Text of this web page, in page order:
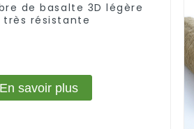
de basalte 3D légère
résistante
En savoir plus